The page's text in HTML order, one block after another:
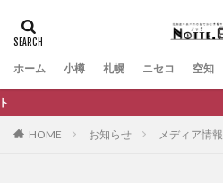
ホーム 小樽 札幌 ニセコ 空知
HOME お知らせ メディア情報